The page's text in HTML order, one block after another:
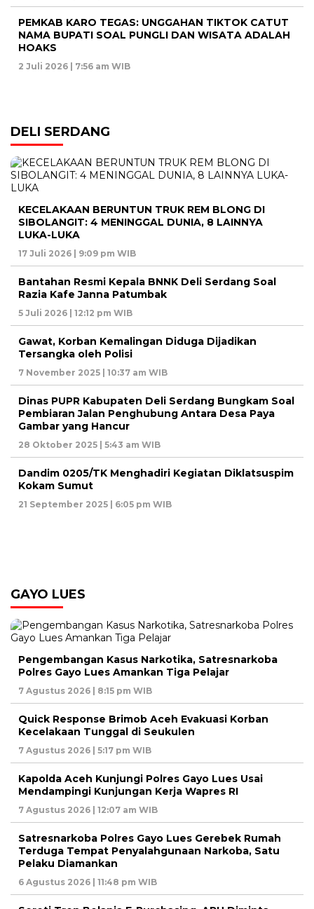
PEMKAB KARO TEGAS: UNGGAHAN TIKTOK CATUT
NAMA BUPATI SOAL PUNGLI DAN WISATA ADALAH
HOAKS
2 Juli 2026 | 7:56 am WIB
DELI SERDANG
KECELAKAAN BERUNTUN TRUK REM BLONG DI
SIBOLANGIT: 4 MENINGGAL DUNIA, 8 LAINNYA
LUKA-LUKA
17 Juli 2026 | 9:09 pm WIB
Bantahan Resmi Kepala BNNK Deli Serdang Soal
Razia Kafe Janna Patumbak
5 Juli 2026 | 12:12 pm WIB
Gawat, Korban Kemalingan Diduga Dijadikan
Tersangka oleh Polisi
7 November 2025 | 10:37 am WIB
Dinas PUPR Kabupaten Deli Serdang Bungkam Soal
Pembiaran Jalan Penghubung Antara Desa Paya
Gambar yang Hancur
28 Oktober 2025 | 5:43 am WIB
Dandim 0205/TK Menghadiri Kegiatan Diklatsuspim
Kokam Sumut
21 September 2025 | 6:05 pm WIB
GAYO LUES
Pengembangan Kasus Narkotika, Satresnarkoba
Polres Gayo Lues Amankan Tiga Pelajar
7 Agustus 2026 | 8:15 pm WIB
Quick Response Brimob Aceh Evakuasi Korban
Kecelakaan Tunggal di Seukulen
7 Agustus 2026 | 5:17 pm WIB
Kapolda Aceh Kunjungi Polres Gayo Lues Usai
Mendampingi Kunjungan Kerja Wapres RI
7 Agustus 2026 | 12:07 am WIB
Satresnarkoba Polres Gayo Lues Gerebek Rumah
Terduga Tempat Penyalahgunaan Narkoba, Satu
Pelaku Diamankan
6 Agustus 2026 | 11:48 pm WIB